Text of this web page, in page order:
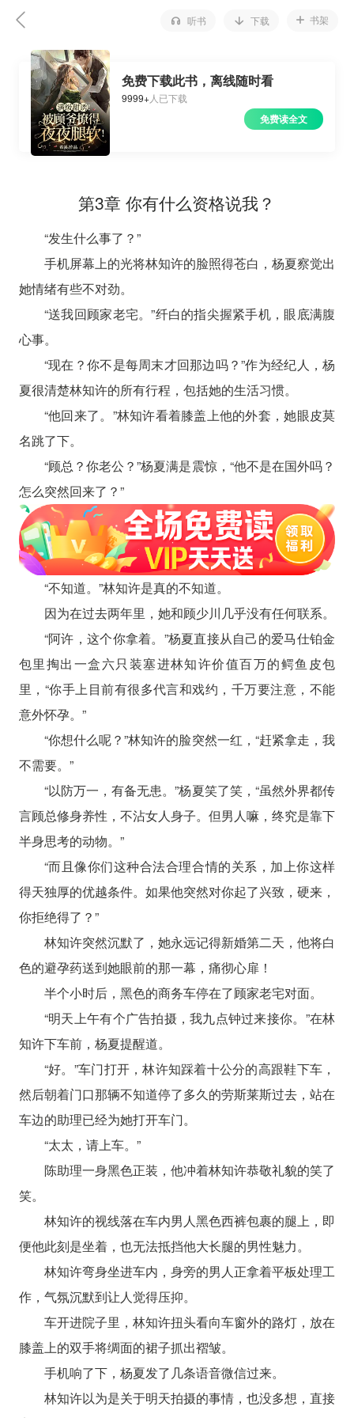
听书 下载 书架
免费下载此书，离线随时看
9999+人已下载
免费读全文
第3章 你有什么资格说我？
“发生什么事了？”
手机屏幕上的光将林知许的脸照得苍白，杨夏察觉出
她情绪有些不对劲。
“送我回顾家老宅。”纤白的指尖握紧手机，眼底满腹
心事。
“现在？你不是每周末才回那边吗？”作为经纪人，杨
夏很清楚林知许的所有行程，包括她的生活习惯。
“他回来了。”林知许看着膝盖上他的外套，她眼皮莫
名跳了下。
“顾总？你老公？”杨夏满是震惊，“他不是在国外吗？
怎么突然回来了？”
“不知道。”林知许是真的不知道。
因为在过去两年里，她和顾少川几乎没有任何联系。
“阿许，这个你拿着。”杨夏直接从自己的爱马仕铂金
包里掏出一盒六只装塞进林知许价值百万的鳄鱼皮包
里，“你手上目前有很多代言和戏约，千万要注意，不能
意外怀孕。”
“你想什么呢？”林知许的脸突然一红，“赶紧拿走，我
不需要。”
“以防万一，有备无患。”杨夏笑了笑，“虽然外界都传
言顾总修身养性，不沾女人身子。但男人嘛，终究是靠下
半身思考的动物。”
“而且像你们这种合法合理合情的关系，加上你这样
得天独厚的优越条件。如果他突然对你起了兴致，硬来，
你拒绝得了？”
林知许突然沉默了，她永远记得新婚第二天，他将白
色的避孕药送到她眼前的那一幕，痛彻心扉！
半个小时后，黑色的商务车停在了顾家老宅对面。
“明天上午有个广告拍摄，我九点钟过来接你。”在林
知许下车前，杨夏提醒道。
“好。”车门打开，林许知踩着十公分的高跟鞋下车，
然后朝着门口那辆不知道停了多久的劳斯莱斯过去，站在
车边的助理已经为她打开车门。
“太太，请上车。”
陈助理一身黑色正装，他冲着林知许恭敬礼貌的笑了
笑。
林知许的视线落在车内男人黑色西裤包裹的腿上，即
便他此刻是坐着，也无法抵挡他大长腿的男性魅力。
林知许弯身坐进车内，身旁的男人正拿着平板处理工
作，气氛沉默到让人觉得压抑。
车开进院子里，林知许扭头看向车窗外的路灯，放在
膝盖上的双手将绸面的裙子抓出褶皱。
手机响了下，杨夏发了几条语音微信过来。
林知许以为是关于明天拍摄的事情，也没多想，直接